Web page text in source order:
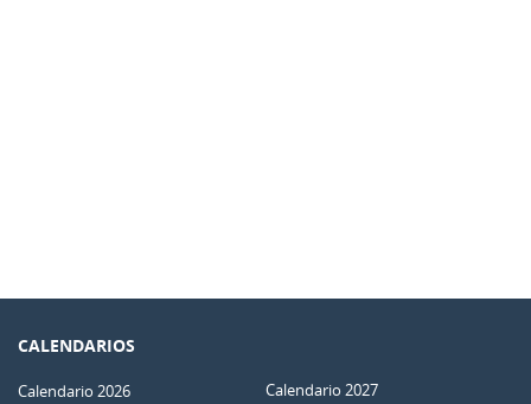
CALENDARIOS
Calendario 2026 Calendario 2027